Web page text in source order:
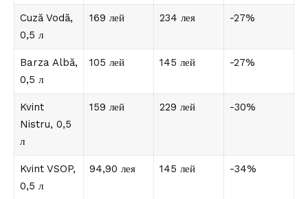
Cuză Vodă,
0,5 л
169 лей 234 лея -27%
Barza Albă,
0,5 л
105 лей 145 лей -27%
Kvint
Nistru, 0,5
л
159 лей 229 лей -30%
Kvint VSOP,
0,5 л
94,90 лея 145 лей -34%